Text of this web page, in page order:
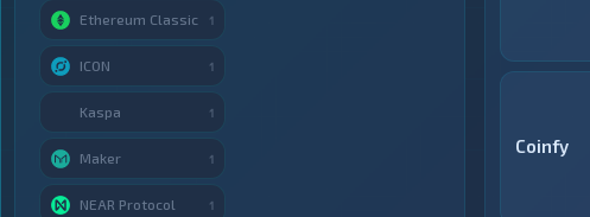
Coinfy
Ethereum Classic 1
ICON 1
Kaspa 1
Maker 1
NEAR Protocol 1